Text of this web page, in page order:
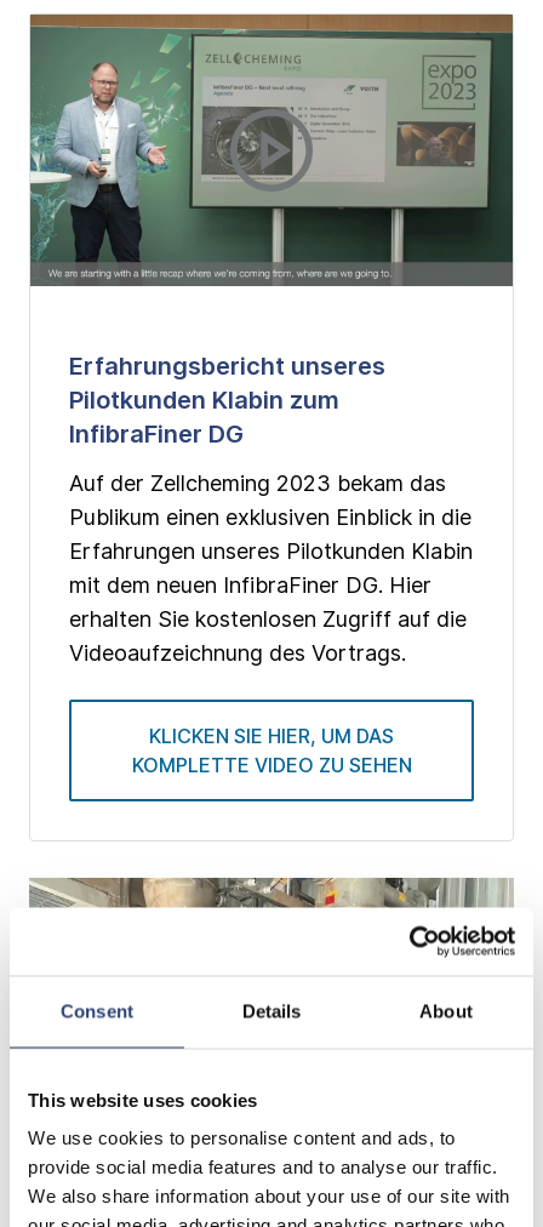
Consent Details About
This website uses cookies
We use cookies to personalise content and ads, to
provide social media features and to analyse our traffic.
We also share information about your use of our site with
Erfahrungsbericht unseres
Pilotkunden Klabin zum
InfibraFiner DG
Auf der Zellcheming 2023 bekam das
Publikum einen exklusiven Einblick in die
Erfahrungen unseres Pilotkunden Klabin
mit dem neuen InfibraFiner DG. Hier
erhalten Sie kostenlosen Zugriff auf die
Videoaufzeichnung des Vortrags.
KLICKEN SIE HIER, UM DAS
KOMPLETTE VIDEO ZU SEHEN